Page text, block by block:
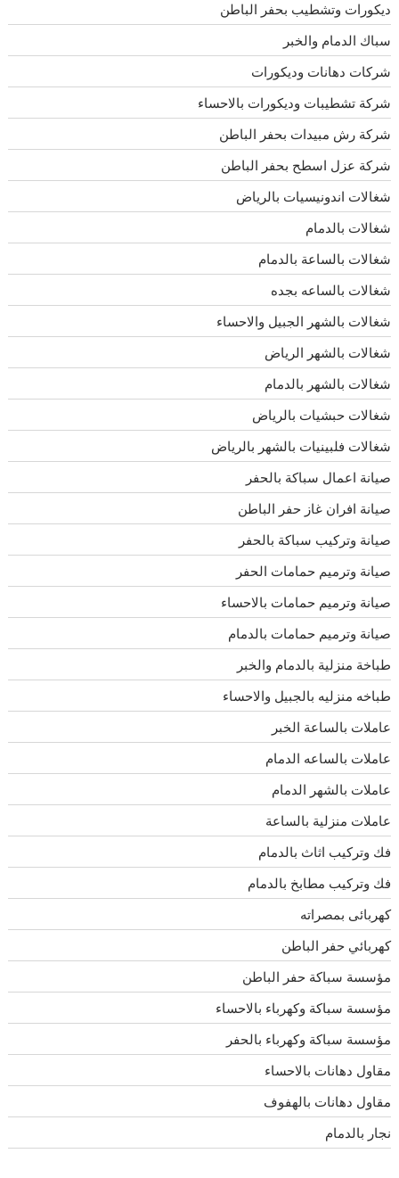
ديكورات وتشطيب بحفر الباطن
سباك الدمام والخبر
شركات دهانات وديكورات
شركة تشطيبات وديكورات بالاحساء
شركة رش مبيدات بحفر الباطن
شركة عزل اسطح بحفر الباطن
شغالات اندونيسيات بالرياض
شغالات بالدمام
شغالات بالساعة بالدمام
شغالات بالساعه بجده
شغالات بالشهر الجبيل والاحساء
شغالات بالشهر الرياض
شغالات بالشهر بالدمام
شغالات حبشيات بالرياض
شغالات فلبينيات بالشهر بالرياض
صيانة اعمال سباكة بالحفر
صيانة افران غاز حفر الباطن
صيانة وتركيب سباكة بالحفر
صيانة وترميم حمامات الحفر
صيانة وترميم حمامات بالاحساء
صيانة وترميم حمامات بالدمام
طباخة منزلية بالدمام والخبر
طباخه منزليه بالجبيل والاحساء
عاملات بالساعة الخبر
عاملات بالساعه الدمام
عاملات بالشهر الدمام
عاملات منزلية بالساعة
فك وتركيب اثاث بالدمام
فك وتركيب مطابخ بالدمام
كهربائى بمصراته
كهربائي حفر الباطن
مؤسسة سباكة حفر الباطن
مؤسسة سباكة وكهرباء بالاحساء
مؤسسة سباكة وكهرباء بالحفر
مقاول دهانات بالاحساء
مقاول دهانات بالهفوف
نجار بالدمام